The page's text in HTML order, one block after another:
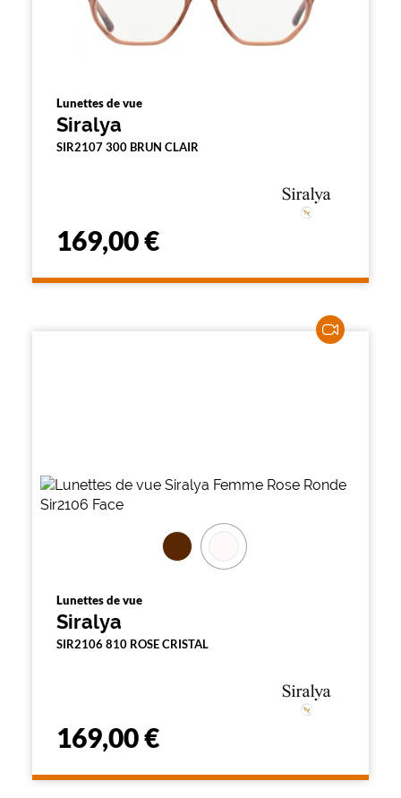
Lunettes de vue
Siralya
SIR2107 300 BRUN CLAIR
169,00 €
Lunettes de vue
Siralya
SIR2106 810 ROSE CRISTAL
169,00 €